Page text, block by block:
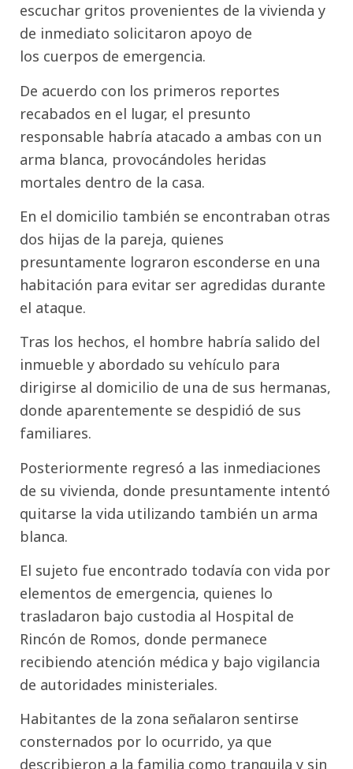
escuchar gritos provenientes de la vivienda y
de inmediato solicitaron apoyo de
los cuerpos de emergencia.
De acuerdo con los primeros reportes
recabados en el lugar, el presunto
responsable habría atacado a ambas con un
arma blanca, provocándoles heridas
mortales dentro de la casa.
En el domicilio también se encontraban otras
dos hijas de la pareja, quienes
presuntamente lograron esconderse en una
habitación para evitar ser agredidas durante
el ataque.
Tras los hechos, el hombre habría salido del
inmueble y abordado su vehículo para
dirigirse al domicilio de una de sus hermanas,
donde aparentemente se despidió de sus
familiares.
Posteriormente regresó a las inmediaciones
de su vivienda, donde presuntamente intentó
quitarse la vida utilizando también un arma
blanca.
El sujeto fue encontrado todavía con vida por
elementos de emergencia, quienes lo
trasladaron bajo custodia al Hospital de
Rincón de Romos, donde permanece
recibiendo atención médica y bajo vigilancia
de autoridades ministeriales.
Habitantes de la zona señalaron sentirse
consternados por lo ocurrido, ya que
describieron a la familia como tranquila y sin